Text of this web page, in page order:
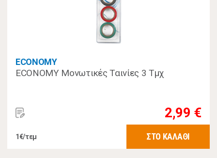
ECONOMY
ECONOMY Μονωτικές Ταινίες 3 Τμχ
2,99 €
1€/τεμ ΣΤΟ ΚΑΛΑΘΙ